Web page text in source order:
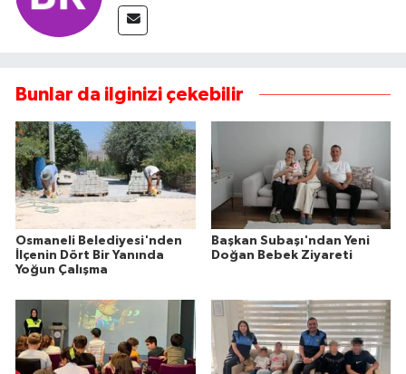
Bunlar da ilginizi çekebilir
Osmaneli Belediyesi'nden
İlçenin Dört Bir Yanında
Yoğun Çalışma
Başkan Subaşı'ndan Yeni
Doğan Bebek Ziyareti